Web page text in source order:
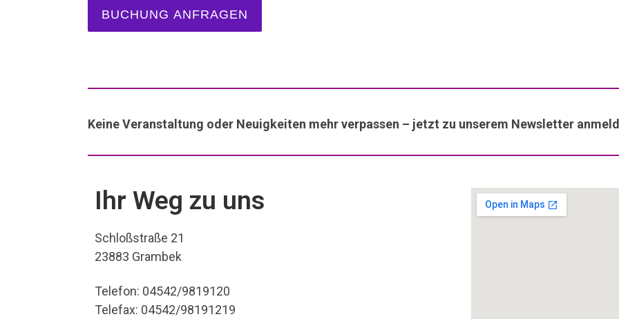
BUCHUNG ANFRAGEN
Keine Veranstaltung oder Neuigkeiten mehr verpassen – jetzt zu unserem Newsletter
Ihr Weg zu uns
Schloßstraße 21
23883 Grambek
Telefon: 04542/9819120
Telefax: 04542/98191219